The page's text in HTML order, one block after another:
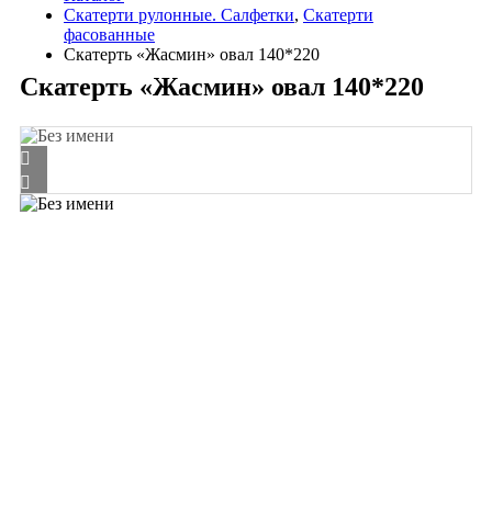
Скатерти рулонные. Салфетки, Скатерти
фасованные
Скатерть «Жасмин» овал 140*220
Скатерть «Жасмин» овал 140*220